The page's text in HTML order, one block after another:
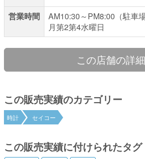
営業時間
AM10:30～PM8:00（駐車
月第2第4水曜日
この店舗の詳細
この販売実績のカテゴリー
時計 セイコー
この販売実績に付けられたタグ